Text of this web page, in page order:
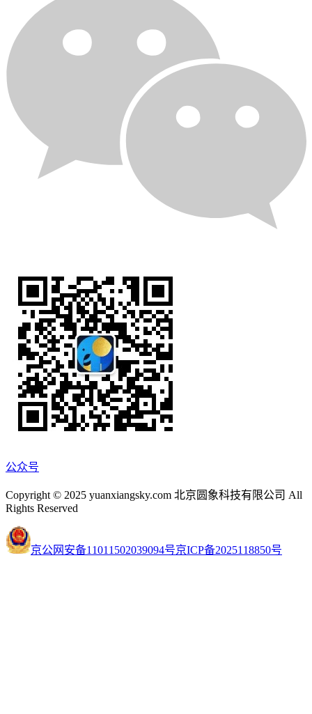
公众号
Copyright © 2025 yuanxiangsky.com 北京圆象科技有限公司 All
Rights Reserved
京公网安备11011502039094号京ICP备2025118850号